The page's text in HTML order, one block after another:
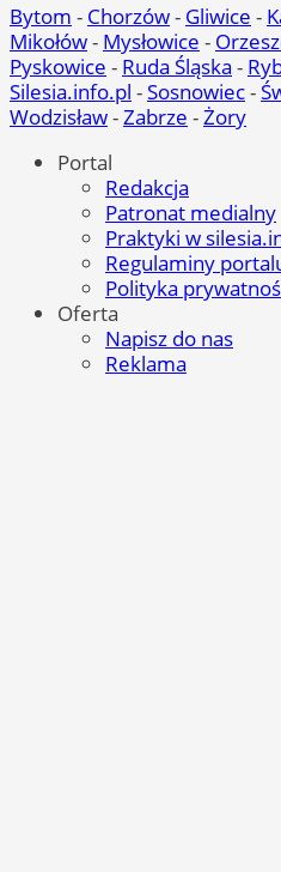
Bytom - Chorzów- Gliwice -
Mikołów- Mysłowice -
Pyskowice - Ruda Śląska -
Silesia.info.pl -Sosnowiec-
Wodzisław-Zabrze -Żory
Portal
Redakcja
Patronat medialny
Praktyki w
Regulaminy
Polityka
Oferta
Napisz do nas
Reklama